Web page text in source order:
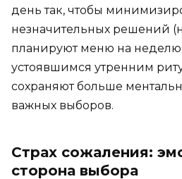
день так, чтобы
незначительных решений
планируют меню на
устоявшимся утренним
сохраняют больше
важных выборов.
Страх сожаления:
сторона выбора